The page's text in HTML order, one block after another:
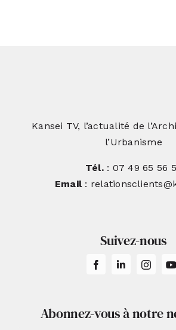
Kansei TV, l’actualité de
l’Urbanisme
Tél.: 07 49 65 56
Email:
Suivez-nous
Abonnez-vous à notre